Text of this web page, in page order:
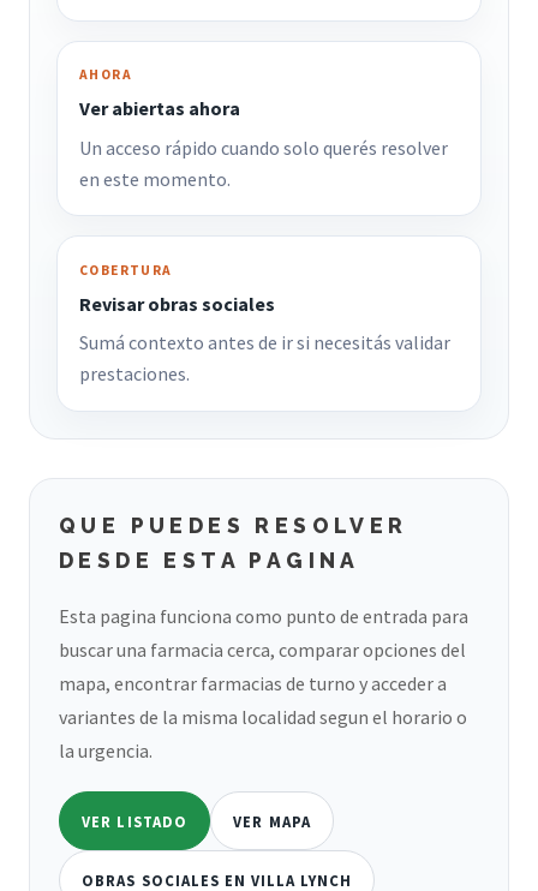
AHORA
Ver abiertas ahora
Un acceso rápido cuando solo querés resolver
en este momento.
COBERTURA
Revisar obras sociales
Sumá contexto antes de ir si necesitás validar
prestaciones.
QUE PUEDES RESOLVER
DESDE ESTA PAGINA
Esta pagina funciona como punto de entrada para
buscar una farmacia cerca, comparar opciones del
mapa, encontrar farmacias de turno y acceder a
variantes de la misma localidad segun el horario o
la urgencia.
VER LISTADO VER MAPA
OBRAS SOCIALES EN VILLA LYNCH